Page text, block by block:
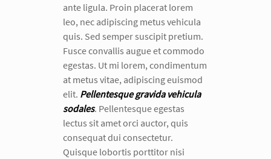
ante ligula. Proin placerat lorem
leo, nec adipiscing metus vehicula
quis. Sed semper suscipit pretium.
Fusce convallis augue et commodo
egestas. Ut mi lorem, condimentum
at metus vitae, adipiscing euismod
elit. Pellentesque gravida vehicula
sodales. Pellentesque egestas
lectus sit amet orci auctor, quis
consequat dui consectetur.
Quisque lobortis porttitor nisi